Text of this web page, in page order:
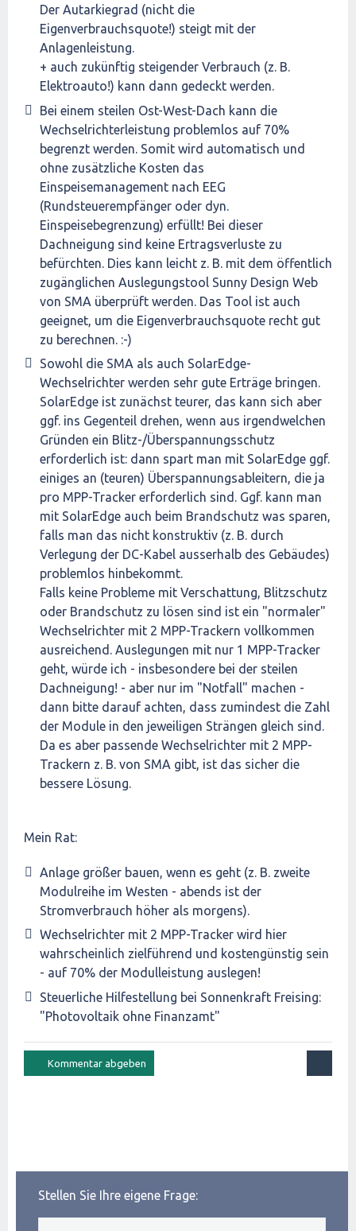
Der Autarkiegrad (nicht die
Eigenverbrauchsquote!) steigt mit der
Anlagenleistung.
+ auch zukünftig steigender Verbrauch (z. B.
Elektroauto!) kann dann gedeckt werden.
Bei einem steilen Ost-West-Dach kann die
Wechselrichterleistung problemlos auf 70%
begrenzt werden. Somit wird automatisch und
ohne zusätzliche Kosten das
Einspeisemanagement nach EEG
(Rundsteuerempfänger oder dyn.
Einspeisebegrenzung) erfüllt! Bei dieser
Dachneigung sind keine Ertragsverluste zu
befürchten. Dies kann leicht z. B. mit dem öffentlich
zugänglichen Auslegungstool Sunny Design Web
von SMA überprüft werden. Das Tool ist auch
geeignet, um die Eigenverbrauchsquote recht gut
zu berechnen. :-)
Sowohl die SMA als auch SolarEdge-
Wechselrichter werden sehr gute Erträge bringen.
SolarEdge ist zunächst teurer, das kann sich aber
ggf. ins Gegenteil drehen, wenn aus irgendwelchen
Gründen ein Blitz-/Überspannungsschutz
erforderlich ist: dann spart man mit SolarEdge ggf.
einiges an (teuren) Überspannungsableitern, die ja
pro MPP-Tracker erforderlich sind. Ggf. kann man
mit SolarEdge auch beim Brandschutz was sparen,
falls man das nicht konstruktiv (z. B. durch
Verlegung der DC-Kabel ausserhalb des Gebäudes)
problemlos hinbekommt.
Falls keine Probleme mit Verschattung, Blitzschutz
oder Brandschutz zu lösen sind ist ein "normaler"
Wechselrichter mit 2 MPP-Trackern vollkommen
ausreichend. Auslegungen mit nur 1 MPP-Tracker
geht, würde ich - insbesondere bei der steilen
Dachneigung! - aber nur im "Notfall" machen -
dann bitte darauf achten, dass zumindest die Zahl
der Module in den jeweiligen Strängen gleich sind.
Da es aber passende Wechselrichter mit 2 MPP-
Trackern z. B. von SMA gibt, ist das sicher die
bessere Lösung.
Mein Rat:
Anlage größer bauen, wenn es geht (z. B. zweite
Modulreihe im Westen - abends ist der
Stromverbrauch höher als morgens).
Wechselrichter mit 2 MPP-Tracker wird hier
wahrscheinlich zielführend und kostengünstig sein
- auf 70% der Modulleistung auslegen!
Steuerliche Hilfestellung bei Sonnenkraft Freising:
"Photovoltaik ohne Finanzamt"
Stellen Sie Ihre eigene Frage: